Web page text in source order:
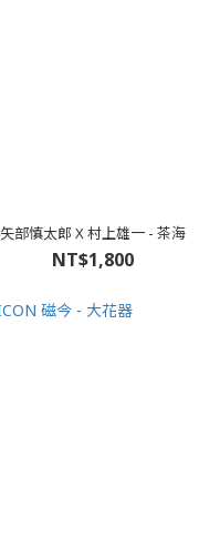
矢部慎太郎 X 村上雄一 - 茶海
NT$1,800